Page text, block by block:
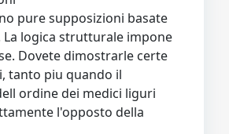
pure supposizioni basate
logica strutturale impone
Dovete dimostrarle certe
tanto piu quando il
ordine dei medici liguri
l'opposto della